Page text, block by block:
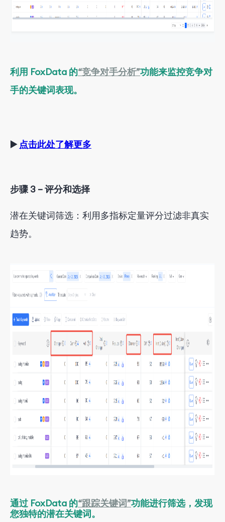
利用 FoxData 的“竞争对手分析”功能来监控竞争对
手的关键词表现。
▶️ 点击此处了解更多
步骤 3 – 评分和选择
潜在关键词筛选：利用多指标定量评分过滤非真实
趋势。
通过 FoxData 的“跟踪关键词”功能进行筛选，发现
您独特的潜在关键词。